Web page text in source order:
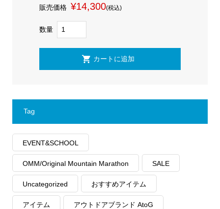
販売価格 ¥14,300(税込)
数量
Tag
EVENT&SCHOOL
OMM/Original Mountain Marathon SALE
Uncategorized おすすめアイテム
アイテム アウトドアブランド AtoG